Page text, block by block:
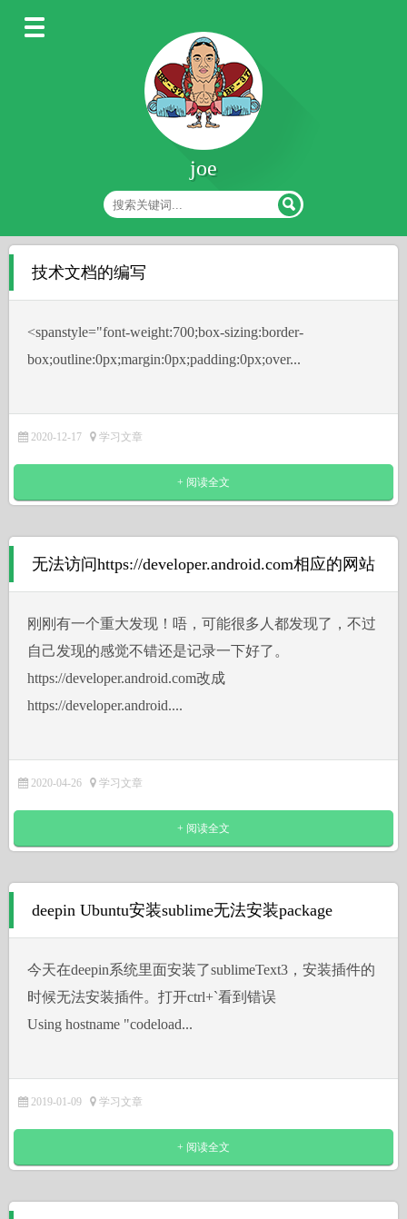
joe
技术文档的编写
˂spanstyle="font-weight:700;box-sizing:border-
box;outline:0px;margin:0px;padding:0px;over...
2020-12-17 学习文章
+ 阅读全文
无法访问https://developer.android.com相应的网站
刚刚有一个重大发现！唔，可能很多人都发现了，不过
自己发现的感觉不错还是记录一下好了。
https://developer.android.com改成
https://developer.android....
2020-04-26 学习文章
+ 阅读全文
deepin Ubuntu安装sublime无法安装package
今天在deepin系统里面安装了sublimeText3，安装插件的
时候无法安装插件。打开ctrl+`看到错误
Using hostname "codeload...
2019-01-09 学习文章
+ 阅读全文